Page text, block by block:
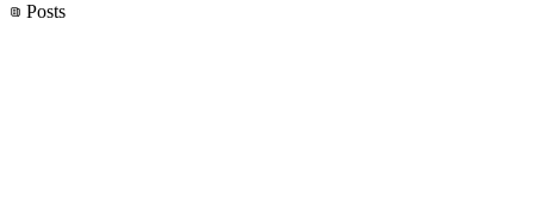
Posts